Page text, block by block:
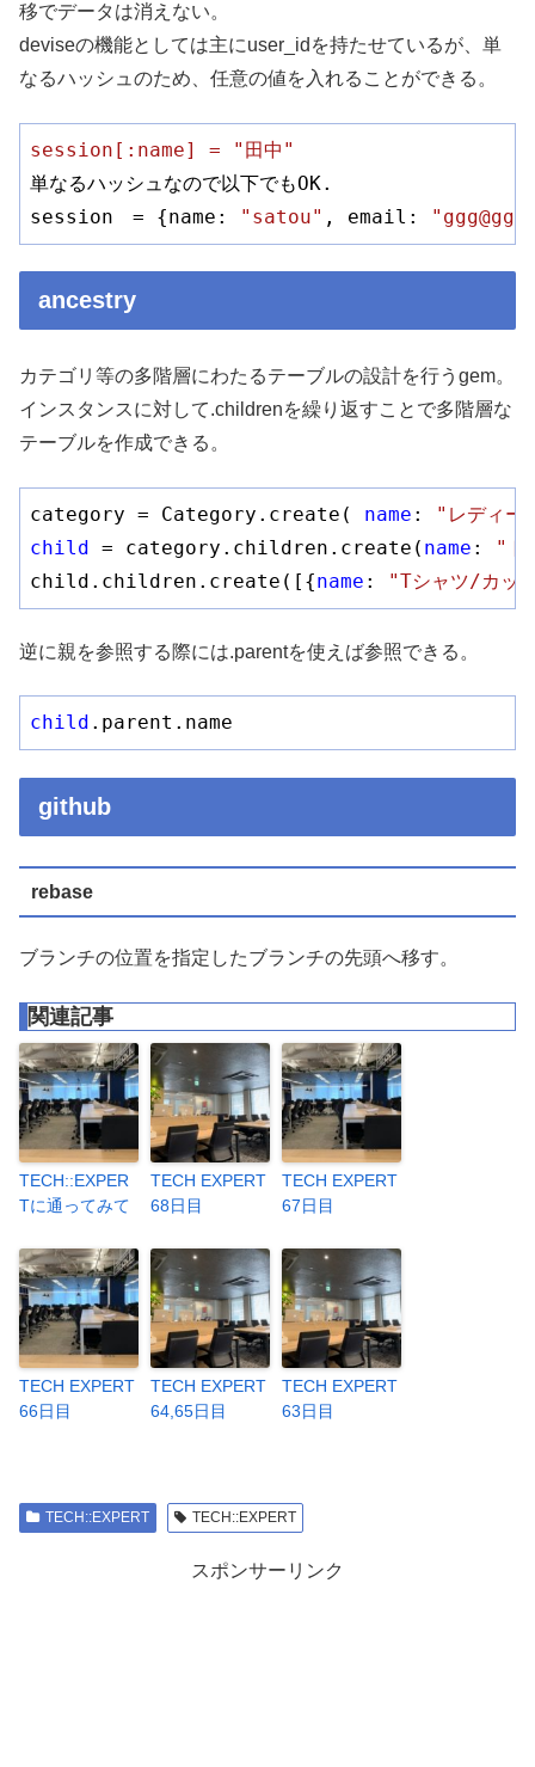
移でデータは消えない。
deviseの機能としては主にuser_idを持たせているが、単
なるハッシュのため、任意の値を入れることができる。
session[:name] = "田中"
単なるハッシュなので以下でもOK.
session　= {name:
"satou" , email:
ancestry
カテゴリ等の多階層にわたるテーブルの設計を行うgem。
インスタンスに対して.childrenを繰り返すことで多階層な
テーブルを作成できる。
category = Category.create( name :
"レディー
child = category.children.create( name :
"ト
child.children.create([{name : "Tシャツ/カッ
逆に親を参照する際には.parentを使えば参照できる。
child .parent .name
github
rebase
ブランチの位置を指定したブランチの先頭へ移す。
関連記事
TECH::EXPER
Tに通ってみて
TECH EXPERT
68日目
TECH EXPERT
67日目
TECH EXPERT
66日目
TECH EXPERT
64,65日目
TECH EXPERT
63日目
TECH::EXPERT TECH::EXPERT
スポンサーリンク